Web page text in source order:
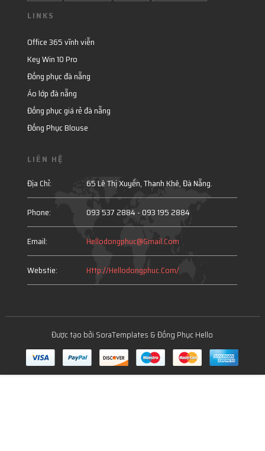
LINKS
Office 365 vĩnh viễn
Key Win 10 Pro
Đồng phục đà nẵng
Áo lớp đà nẵng
Đồng phục giá rẻ đà nẵng
Đồng Phục Blouse
LIÊN HỆ
Địa Chỉ:
65 Lê Thị Xuyến, Thanh Khê, Đà Nẵng.
Phone: 093 537 2884 -093 195 2884
Email: Hellodongphuc@gmail.com
Webstie: Http://hellodongphuc.com/
Được tạo bởi SoraTemplates &Đồng Phục Hello